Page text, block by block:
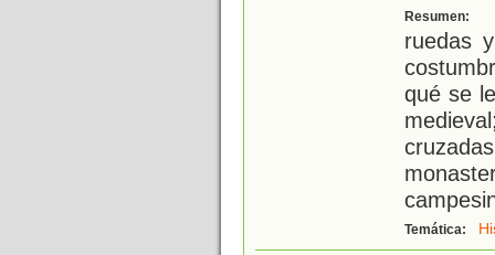
Resumen:
ruedas
qué se
Temática: